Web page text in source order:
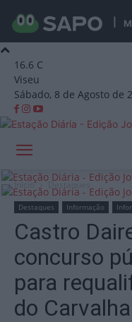
16.6 C
Viseu
Sábado, 8 de Agosto de
Início Destaques
Destaques Informação
Castro
concurso
para
do